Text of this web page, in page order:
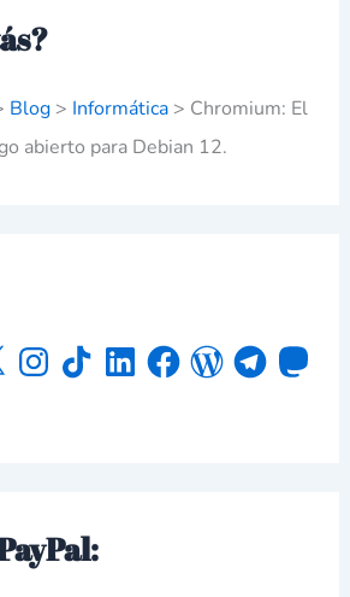
Blog> Informática> Chromium: El
abierto para Debian 12.